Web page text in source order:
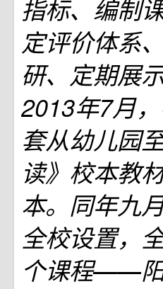
指标、编制
定评价体系
研、定期展
2013年7月
套从幼儿园
读》校本教
本。同年九
全校设置，
个课程――阳